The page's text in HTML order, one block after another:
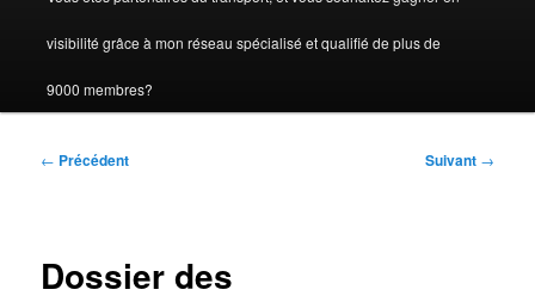
visibilité grâce à mon réseau spécialisé et qualifié de plus de
9000 membres?
Navigation
← Précédent Suivant →
Dossier des